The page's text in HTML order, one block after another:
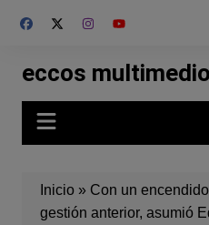
eccos
Inicio» Con un
gestión anterior, asumió